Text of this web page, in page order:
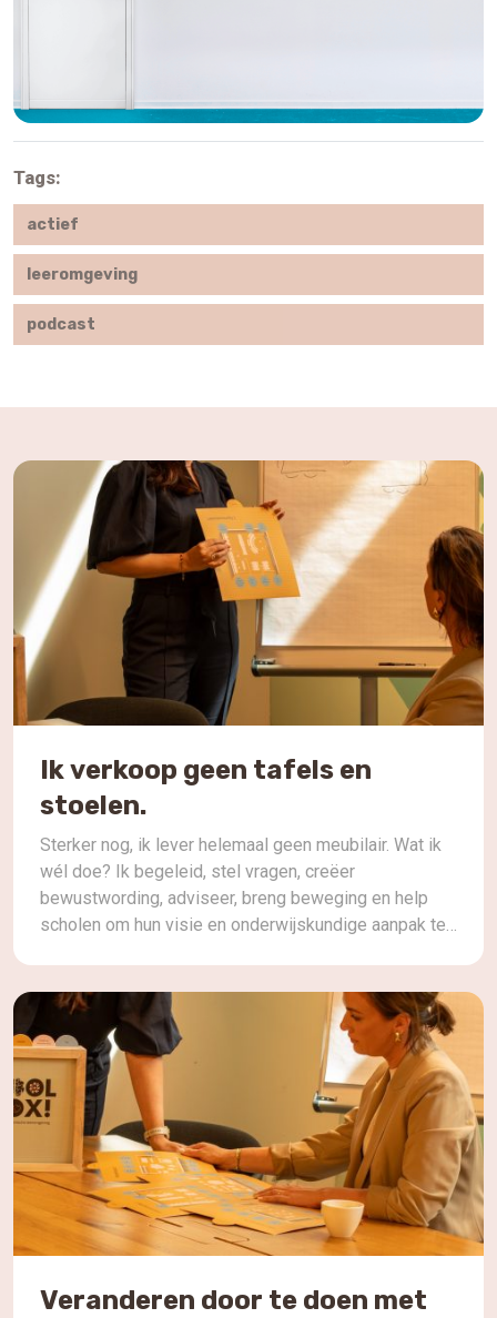
Tags:
actief
leeromgeving
podcast
Ik verkoop geen tafels en
stoelen.
Sterker nog, ik lever helemaal geen meubilair. Wat ik
wél doe? Ik begeleid, stel vragen, creëer
bewustwording, adviseer, breng beweging en help
scholen om hun visie en onderwijskundige aanpak te
of werkplek. Of een tafel nu rond, […]
Veranderen door te doen met